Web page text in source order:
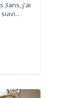
3ans, j'ai